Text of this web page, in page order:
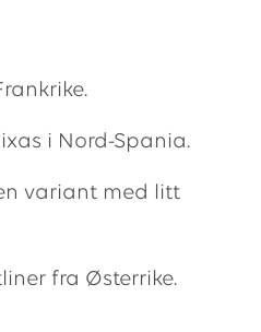
i Nord-Spania.
variant med litt
fra Østerrike.